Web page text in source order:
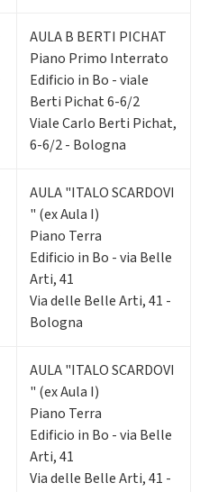
AULA B BERTI PICHAT
Piano Primo Interrato
Edificio in Bo - viale
Berti Pichat 6-6/2
Viale Carlo Berti Pichat,
6-6/2 - Bologna
AULA "ITALO SCARDOVI
" (ex Aula I)
Piano Terra
Edificio in Bo - via Belle
Arti, 41
Via delle Belle Arti, 41 -
Bologna
AULA "ITALO SCARDOVI
" (ex Aula I)
Piano Terra
Edificio in Bo - via Belle
Arti, 41
Via delle Belle Arti, 41 -